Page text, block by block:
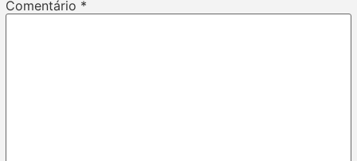
Comentário *